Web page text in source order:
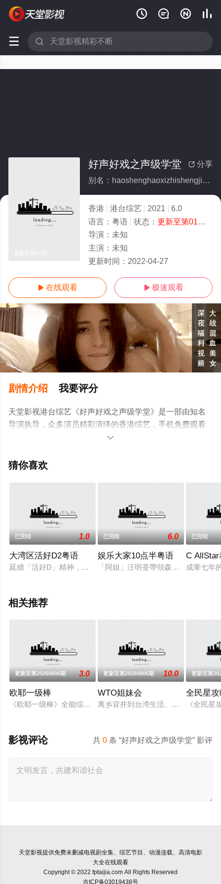
   
 
 分享
好声好戏之声级学堂
别名：haoshenghaoxizhishengjixuetang
香港 港台综艺 2021
6.0
语言： 粤语 状态： 更新至第01期
导演： 未知
主演： 未知
更新时间： 2022-04-27
 在线观看  极速观看
剧情介绍 我要评分
天堂影视港台综艺《好声好戏之声级学堂》是一部由知名
导演执导，众多演员精彩演绎的香港综艺，手机免费观看
高清无删减完整版综艺节目就上天堂电影网，更多相关信

猜你喜欢
已完结 1.0
大湾区活好D2粤语
延續「活好D」精神，尋找大灣區生活更多可能性。陸浩明、陳
已完结 6.0
娱乐大家10点半粤语
「阿姐」汪明荃帶領森美、余德丞
已完结
C
成軍七年
相关推荐
更新至第20260806期 3.0
欧耶一级棒
《欧耶一级棒》全能综艺王欧汉声(欧弟),笑点掌门人张立东,啦啦
更新至第20260806期 10.0
WTO姐妹会
离乡背井到台湾生活、读书，每个台
更新至第
全民星
《全民星
共0 条 “好声好戏之声级学堂” 影评
影视评论
天堂影视提供免费未删减电视剧全集、综艺节目、动漫连载、高清电影
大全在线观看
Copyright © 2022 fptaijia.com All Rights Reserved
吉ICP备03019438号